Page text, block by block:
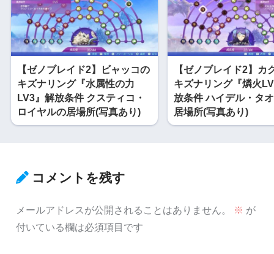
【ゼノブレイド2】ビャッコの
キズナリング『水属性の力
LV3』解放条件 クスティコ・
ロイヤルの居場所(写真あり)
【ゼノブレイド2】カ
キズナリング『燐火
放条件 ハイデル・タ
居場所(写真あり)
コメントを残す
メールアドレスが公開されることはありません。 ※ が
付いている欄は必須項目です